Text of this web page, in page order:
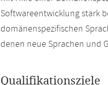
Softwareentwicklung stark
domänenspezifischen
denen neue Sprachen und
Qualifikationsziele